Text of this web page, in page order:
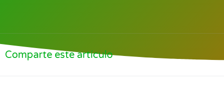
Comparte este artículo